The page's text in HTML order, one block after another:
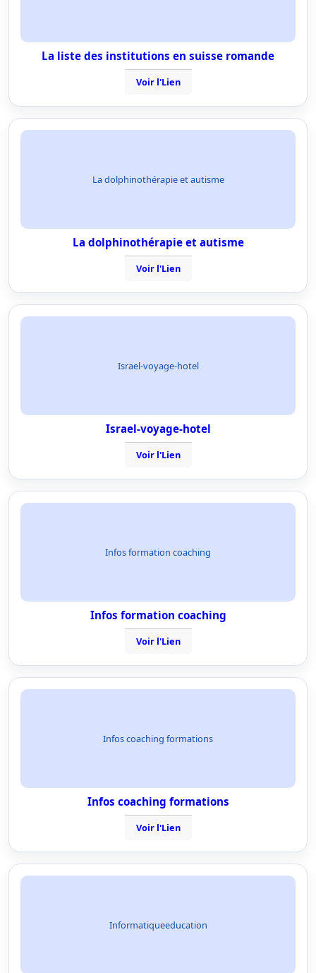
La liste des institutions en suisse romande
Voir l'Lien
La dolphinothérapie et autisme
La dolphinothérapie et autisme
Voir l'Lien
Israel-voyage-hotel
Israel-voyage-hotel
Voir l'Lien
Infos formation coaching
Infos formation coaching
Voir l'Lien
Infos coaching formations
Infos coaching formations
Voir l'Lien
Informatiqueeducation